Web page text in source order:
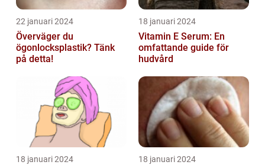
22 januari 2024
Överväger du
ögonlocksplastik? Tänk
på detta!
18 januari 2024
Vitamin E Serum: En
omfattande guide för
hudvård
18 januari 2024 18 januari 2024